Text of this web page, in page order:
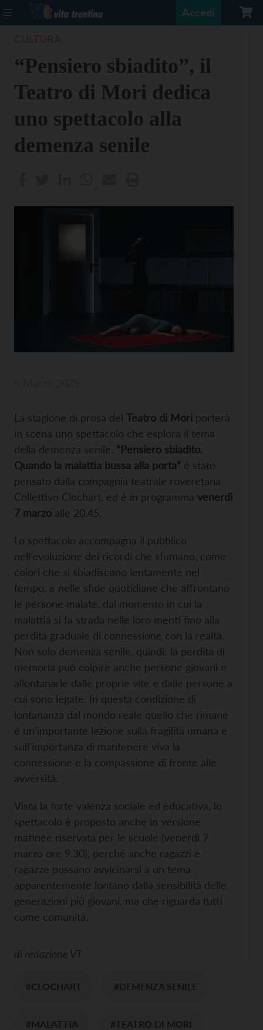
Accedi
“Pensiero sbiadito”, il
Teatro di Mori dedica
uno spettacolo alla
demenza senile
La stagione di prosa del Teatro di Mori porterà
in scena uno spettacolo che esplora il tema
della demenza senile. “Pensiero sbiadito.
Quando la malattia bussa alla porta” è stato
pensato dalla compagnia teatrale roveretana
Collettivo Clochart, ed è in programma venerdì
7 marzo alle 20.45.
Lo spettacolo accompagna il pubblico
nell’evoluzione dei ricordi che sfumano, come
colori che si sbiadiscono lentamente nel
tempo, e nelle sfide quotidiane che affrontano
le persone malate, dal momento in cui la
malattia si fa strada nelle loro menti fino alla
perdita graduale di connessione con la realtà.
Non solo demenza senile, quindi: la perdita di
memoria può colpire anche persone giovani e
allontanarle dalle proprie vite e dalle persone a
cui sono legate. In questa condizione di
lontananza dal mondo reale quello che rimane
è un’importante lezione sulla fragilità umana e
sull’importanza di mantenere viva la
connessione e la compassione di fronte alle
avversità.
Vista la forte valenza sociale ed educativa, lo
spettacolo è proposto anche in versione
matinée riservata per le scuole (venerdì 7
marzo ore 9.30), perché anche ragazzi e
ragazze possano avvicinarsi a un tema
apparentemente lontano dalla sensibilità delle
generazioni più giovani, ma che riguarda tutti
come comunità.
di redazione VT
#CLOCHART #DEMENZA SENILE
#MALATTIA #TEATRO DI MORI